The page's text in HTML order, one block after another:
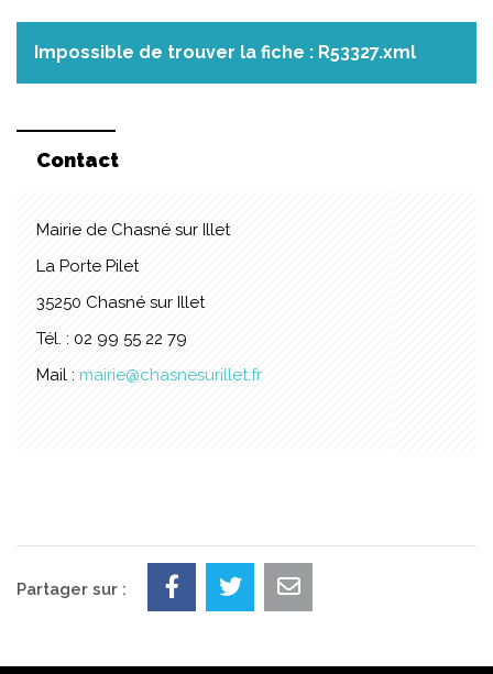
Impossible de trouver la fiche : R53327.xml
Contact
Mairie de Chasné sur Illet
La Porte Pilet
35250 Chasné sur Illet
Tél. : 02 99 55 22 79
Mail : mairie@chasnesurillet.fr
Partager sur :